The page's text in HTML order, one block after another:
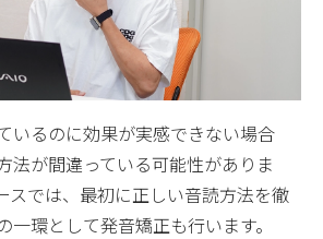
いるのに効果が実感できない場合
法が間違っている可能性がありま
スでは、最初に正しい音読方法を徹
一環として発音矯正も行います。